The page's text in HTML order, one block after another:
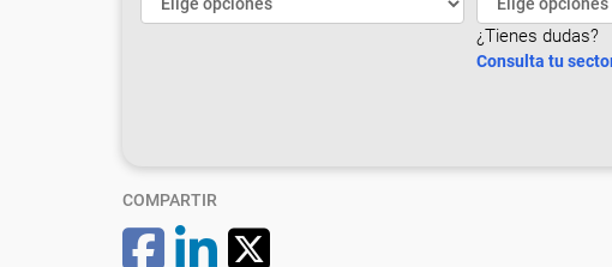
¿Tienes dudas?
Consulta tu
COMPARTIR